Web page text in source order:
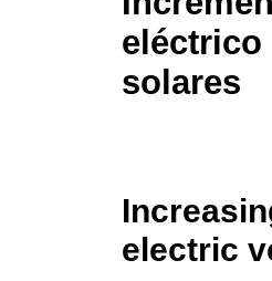
eléctrico
solares
electric